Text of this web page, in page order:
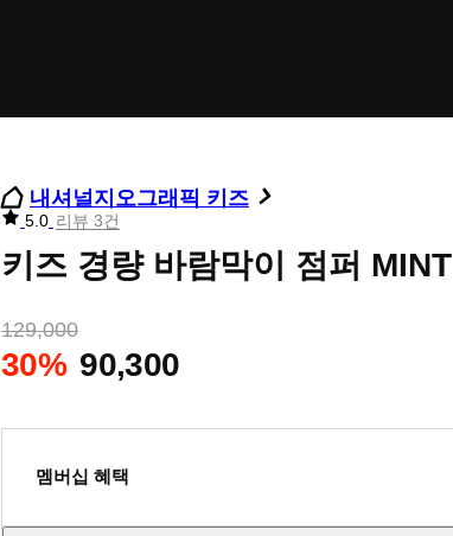
내셔널지오그래픽 키즈
리
별
점
5.0 리뷰 3건
키즈 경량 바람막이 점퍼 MINT
129,000
30% 90,300
멤버십 혜택